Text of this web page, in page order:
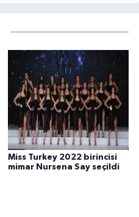
Miss Turkey 2022 birincisi
mimar Nursena Say seçildi